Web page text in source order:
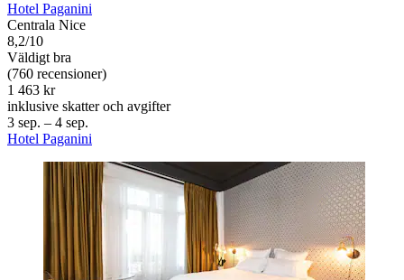
Hotel Paganini
Centrala Nice
8,2/10
Väldigt bra
(760 recensioner)
1 463 kr
inklusive skatter och avgifter
3 sep. – 4 sep.
Hotel Paganini